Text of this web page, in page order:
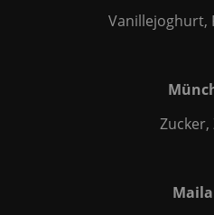
Vanillejoghurt,